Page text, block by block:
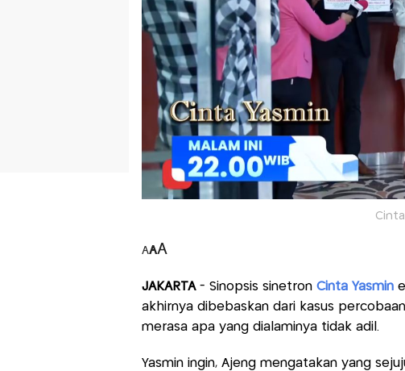
AAA
JAKARTA- Sinopsis sinetron Cinta Yasmin
akhirnya dibebaskan dari kasus
merasa apa yang dialaminya tidak adil.
Yasmin ingin, Ajeng mengatakan yang